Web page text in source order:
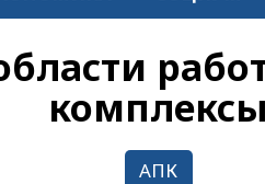
комплексы
АПК